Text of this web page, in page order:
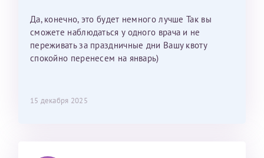
Да, конечно, это будет немного лучше Так вы
сможете наблюдаться у одного врача и не
переживать за праздничные дни Вашу квоту
спокойно перенесем на январь)
15 декабря 2025